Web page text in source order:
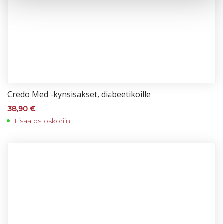
Cre­do Med -kyn­si­sak­set, dia­bee­ti­koil­le
38,90 €
Lisää ostoskoriin